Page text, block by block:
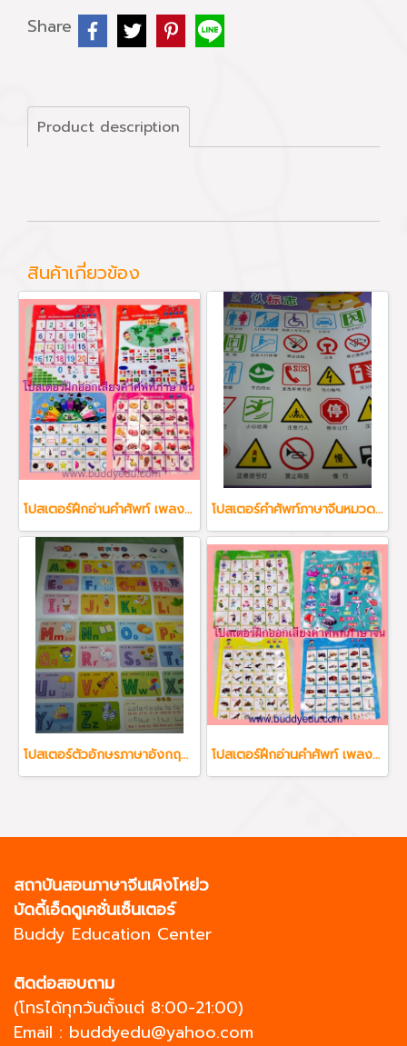
Share
Product description
สินค้าเกี่ยวข้อง
โปสเตอร์ฝึกอ่านคำศัพท์ เพลง ภาษาจีน ภาษาอังกฤษ เหมาะกับน้องทุกวัย โปสเตอร์คำศัพท์ภาษาจีนหมวดเครื่องหมายต่างๆ
โปสเตอร์ตัวอักษรภาษาอังกฤษ A-Z พร้อมคำศัพท์จีน โปสเตอร์ฝึกอ่านคำศัพท์ เพลง ภาษาจีน ภาษาอังกฤษ เหมาะกับน้องทุกวัย
สถาบันสอนภาษาจีนเผิงโหย่ว
บัดดี้เอ็ดดูเคชั่นเซ็นเตอร์
Buddy Education Center
ติดต่อสอบถาม
(โทรได้ทุกวันตั้งแต่ 8:00-21:00)
Email : buddyedu@yahoo.com